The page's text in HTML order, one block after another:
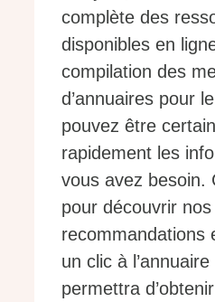
complète des
disponibles en
compilation des
d’annuaires pour
pouvez être
rapidement les
vous avez besoin.
pour découvrir nos
recommandations
un clic à
permettra